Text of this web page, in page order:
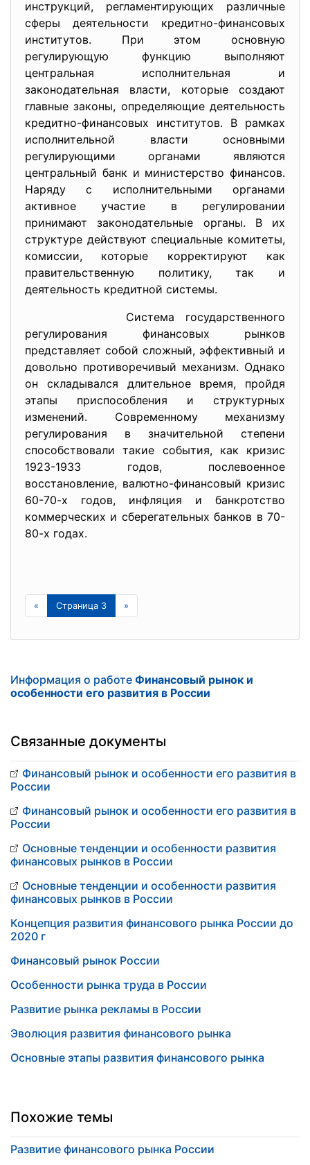
инструкций, регламентирующих различные
сферы деятельности кредитно-финансовых
институтов. При этом основную
регулирующую функцию выполняют
центральная исполнительная и
законодательная власти, которые создают
главные законы, определяющие деятельность
кредитно-финансовых институтов. В рамках
исполнительной власти основными
регулирующими органами являются
центральный банк и министерство финансов.
Наряду с исполнительными органами
активное участие в регулировании
принимают законодательные органы. В их
структуре действуют специальные комитеты,
комиссии, которые корректируют как
правительственную политику, так и
деятельность кредитной системы.
Система государственного
регулирования финансовых рынков
представляет собой сложный, эффективный и
довольно противоречивый механизм. Однако
он складывался длительное время, пройдя
этапы приспособления и структурных
изменений. Современному механизму
регулирования в значительной степени
способствовали такие события, как кризис
1923-1933 годов, послевоенное
восстановление, валютно-финансовый кризис
60-70-х годов, инфляция и банкротство
коммерческих и сберегательных банков в 70-
80-х годах.
« Страница 3 »
Информация о работе Финансовый рынок и
особенности его развития в России
Связанные документы
Финансовый рынок и особенности его развития в
России
Финансовый рынок и особенности его развития в
России
Основные тенденции и особенности развития
финансовых рынков в России
Основные тенденции и особенности развития
финансовых рынков в России
Концепция развития финансового рынка России до
2020 г
Финансовый рынок России
Особенности рынка труда в России
Развитие рынка рекламы в России
Эволюция развития финансового рынка
Основные этапы развития финансового рынка
Похожие темы
Развитие финансового рынка России